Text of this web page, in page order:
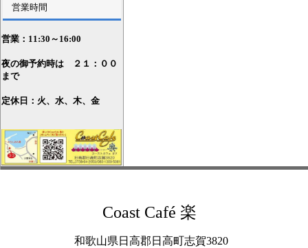
営業時間
営業：11:30～16:00
夜の御予約時は ２１：００
まで
定休日：火、水、木、金
Coast Café 楽
和歌山県日高郡日高町志賀3820